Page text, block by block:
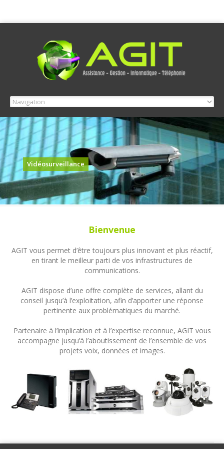
Vidéosurveillance
Bienvenue
AGIT vous permet d’être toujours plus innovant et plus réactif,
en tirant le meilleur parti de vos infrastructures de
communications.
AGIT dispose d’une offre complète de services, allant du
conseil jusqu’à l’exploitation, afin d’apporter une réponse
pertinente aux problématiques du marché.
Partenaire à l’implication et à l’expertise reconnue, AGIT vous
accompagne jusqu’à l’aboutissement de l’ensemble de vos
projets voix, données et images.